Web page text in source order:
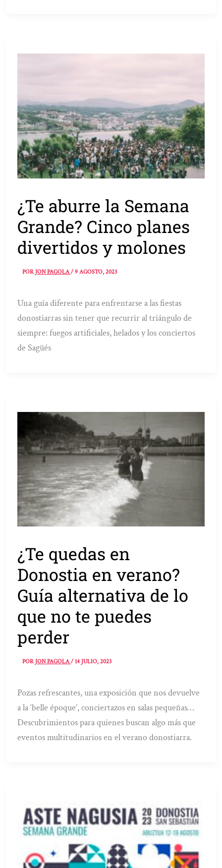
¿Te aburre la Semana
Grande? Cinco planes
divertidos y molones
PORJON PAGOLA/9 AGOSTO, 2023
Una guía diferente para enfrentarse a las fiestas
donostiarras sin tener que recurrir al triángulo de
siempre: fuegos artificiales, helados y los conciertos
de Sagüés
¿Te quedas en
Donostia en verano?
Guía alternativa de lo
que no te puedes
perder
PORJON PAGOLA/14 JULIO, 2023
Pozas refrescantes, una exposición que nos devuelve
a la ‘belle époque’, conciertazos en salas pequeñas…
Descubrimientos para quienes buscan algo más que
eventos multitudinarios en el verano donostiarra.